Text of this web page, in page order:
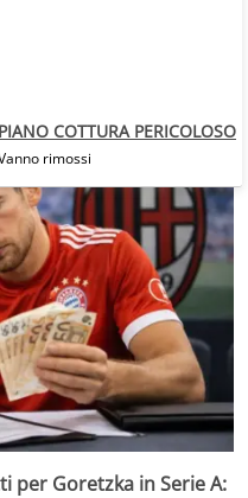
per Goretzka in Serie A:
PIANO COTTURA PERICOLOSO
rimossi